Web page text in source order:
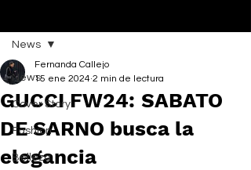
News
Cover Story
Fashion
Belleza
News
GUCCI FW24: SABATO
DE SARNO busca la
elegancia
Fernanda Callejo
15 ene 2024 2 min de lectura